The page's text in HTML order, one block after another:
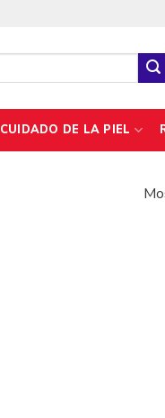
CUIDADO DE LA PIEL